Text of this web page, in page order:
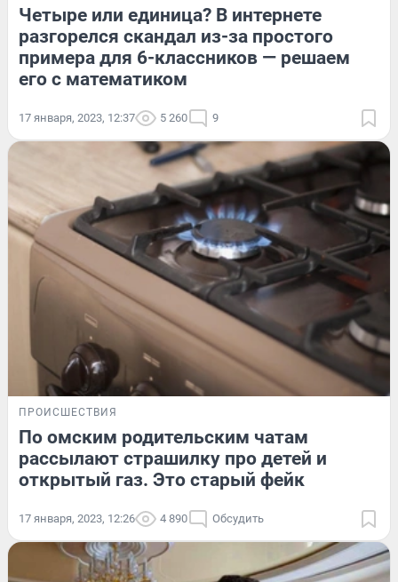
Четыре или единица? В интернете
разгорелся скандал из-за простого
примера для 6-классников — решаем
его с математиком
17 января, 2023, 12:37 5 260 9
ПРОИСШЕСТВИЯ
По омским родительским чатам
рассылают страшилку про детей и
открытый газ. Это старый фейк
17 января, 2023, 12:26 4 890 Обсудить